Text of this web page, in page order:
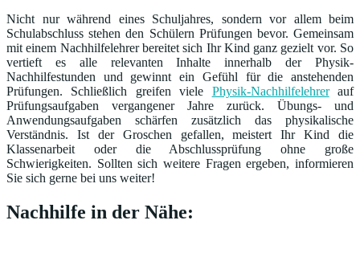
Nicht nur während eines Schuljahres, sondern vor allem beim
Schulabschluss stehen den Schülern Prüfungen bevor. Gemeinsam
mit einem Nachhilfelehrer bereitet sich Ihr Kind ganz gezielt vor. So
vertieft es alle relevanten Inhalte innerhalb der Physik-
Nachhilfestunden und gewinnt ein Gefühl für die anstehenden
Prüfungen. Schließlich greifen viele Physik-Nachhilfelehrerauf
Prüfungsaufgaben vergangener Jahre zurück. Übungs- und
Anwendungsaufgaben schärfen zusätzlich das physikalische
Verständnis. Ist der Groschen gefallen, meistert Ihr Kind die
Klassenarbeit oder die Abschlussprüfung ohne große
Schwierigkeiten. Sollten sich weitere Fragen ergeben, informieren
Sie sich gerne bei uns weiter!
Nachhilfe in der Nähe: